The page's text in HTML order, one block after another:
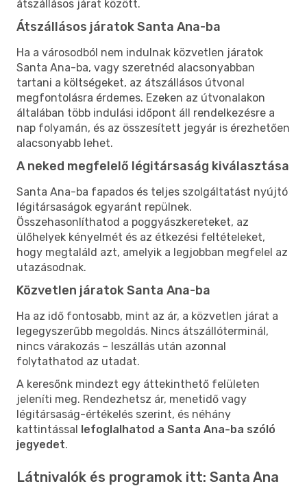
átszállásos járat között.
Átszállásos járatok Santa Ana-ba
Ha a városodból nem indulnak közvetlen járatok
Santa Ana-ba, vagy szeretnéd alacsonyabban
tartani a költségeket, az átszállásos útvonal
megfontolásra érdemes. Ezeken az útvonalakon
általában több indulási időpont áll rendelkezésre a
nap folyamán, és az összesített jegyár is érezhetően
alacsonyabb lehet.
A neked megfelelő légitársaság kiválasztása
Santa Ana-ba fapados és teljes szolgáltatást nyújtó
légitársaságok egyaránt repülnek.
Összehasonlíthatod a poggyászkereteket, az
ülőhelyek kényelmét és az étkezési feltételeket,
hogy megtaláld azt, amelyik a legjobban megfelel az
utazásodnak.
Közvetlen járatok Santa Ana-ba
Ha az idő fontosabb, mint az ár, a közvetlen járat a
legegyszerűbb megoldás. Nincs átszállóterminál,
nincs várakozás – leszállás után azonnal
folytathatod az utadat.
A keresőnk mindezt egy áttekinthető felületen
jeleníti meg. Rendezhetsz ár, menetidő vagy
légitársaság-értékelés szerint, és néhány
kattintással lefoglalhatod a Santa Ana-ba szóló
jegyedet.
Látnivalók és programok itt: Santa Ana